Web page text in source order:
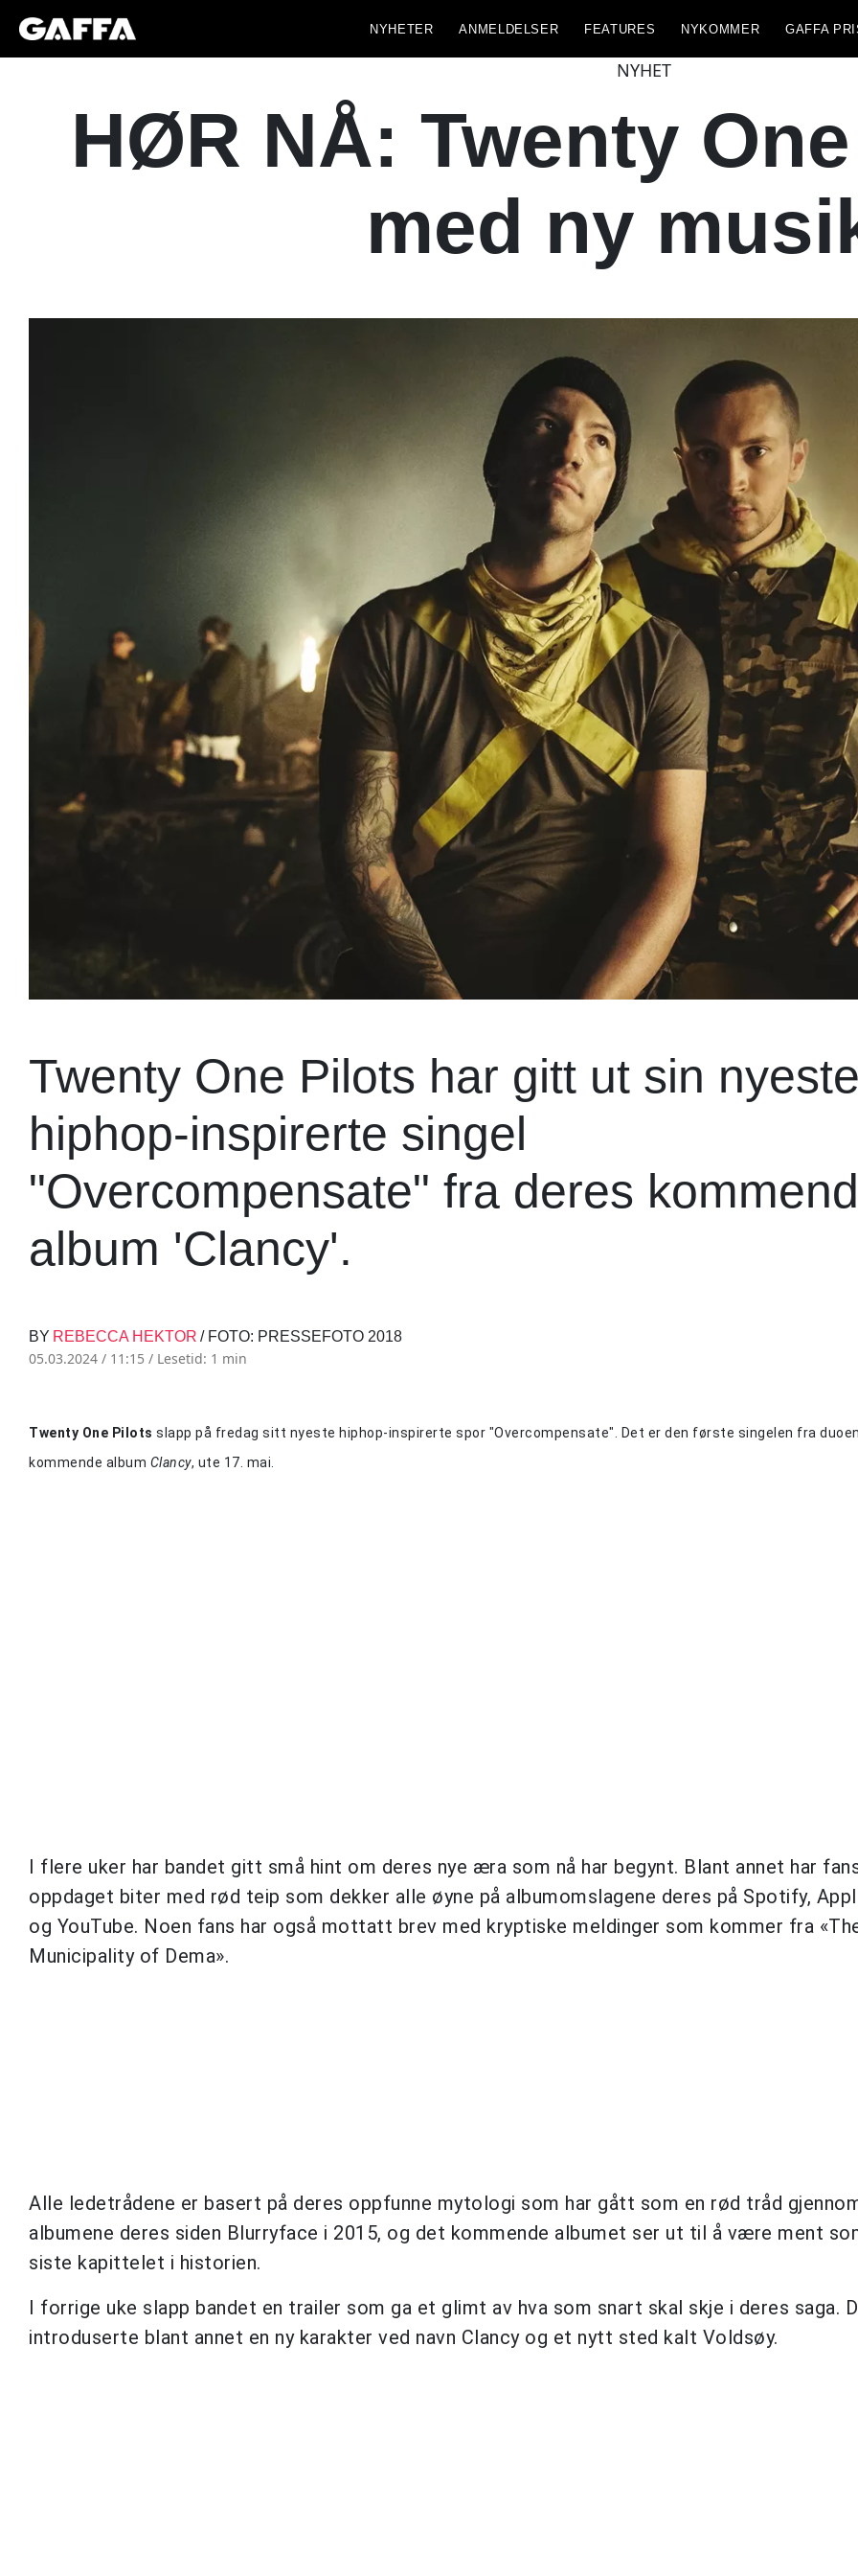
NYHETER ANMELDELSER FEATURES NYKOMMER GAFFA
NYHET
HØR NÅ: Twenty
med ny
Twenty One Pilots har gitt ut sin
hiphop-inspirerte singel
"Overcompensate" fra deres
album 'Clancy'.
BY REBECCA HEKTOR / FOTO: PRESSEFOTO 2018
05.03.2024 / 11:15 / Lesetid: 1 min
Twenty One Pilots slapp på fredag sitt nyeste hiphop-inspirerte spor "Overcompensate".
Det er den første singelen fra
kommende album Clancy, ute 17. mai.
I flere uker har bandet gitt små hint om deres nye æra som nå har begynt. Blant annet har
oppdaget biter med rød teip som dekker alle øyne på albumomslagene deres på Spotify,
og YouTube. Noen fans har også mottatt brev med kryptiske meldinger som kommer fra
Municipality of Dema».
Alle ledetrådene er basert på deres oppfunne mytologi som har gått som en rød tråd
albumene deres siden Blurryface i 2015, og det kommende albumet ser ut til å være ment
siste kapittelet i historien.
I forrige uke slapp bandet en trailer som ga et glimt av hva som snart skal skje i deres saga.
introduserte blant annet en ny karakter ved navn Clancy og et nytt sted kalt Voldsøy.